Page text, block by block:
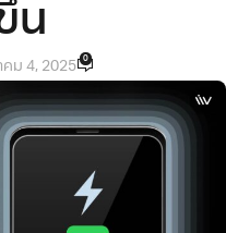
น
คม 4, 2025 0